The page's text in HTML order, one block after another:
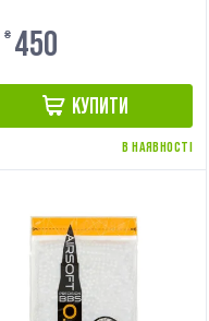
₴ 450
КУПИТИ
В НАЯВНОСТІ